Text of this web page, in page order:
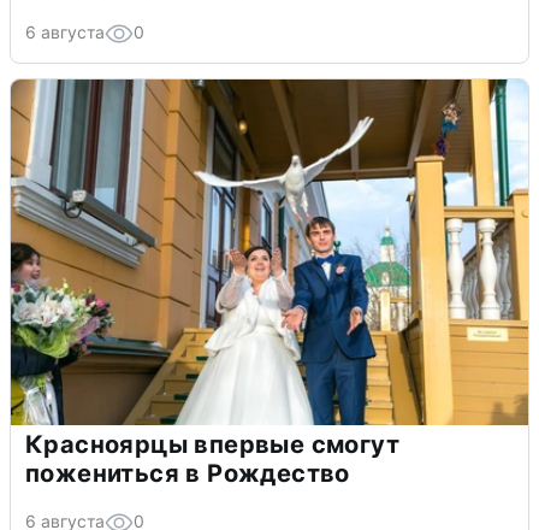
6 августа 0
Красноярцы впервые смогут
пожениться в Рождество
6 августа 0